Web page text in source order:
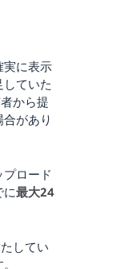
実に表示
ていた
から提
があり
ロード
に最大24
してい